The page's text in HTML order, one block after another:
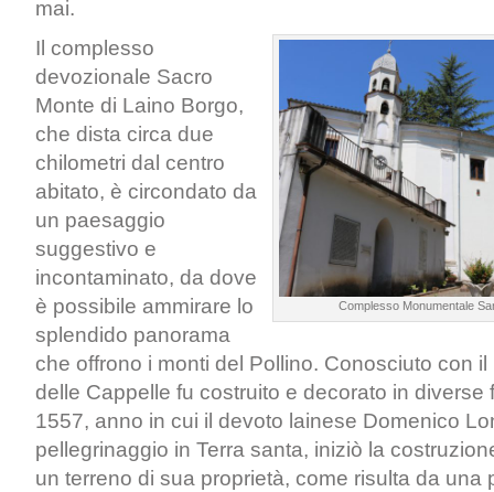
mai.
Complesso Monumentale
Il complesso
devozionale Sacro
Monte di Laino Borgo,
che dista circa due
chilometri dal centro
abitato, è circondato da
un paesaggio
suggestivo e
incontaminato, da dove
è possibile ammirare lo
splendido panorama
che offrono i monti del Pollino. Conosciuto con
delle Cappelle fu costruito e decorato in diverse
1557, anno in cui il devoto lainese Domenico
pellegrinaggio in Terra santa, iniziò la
un terreno di sua proprietà, come risulta da una